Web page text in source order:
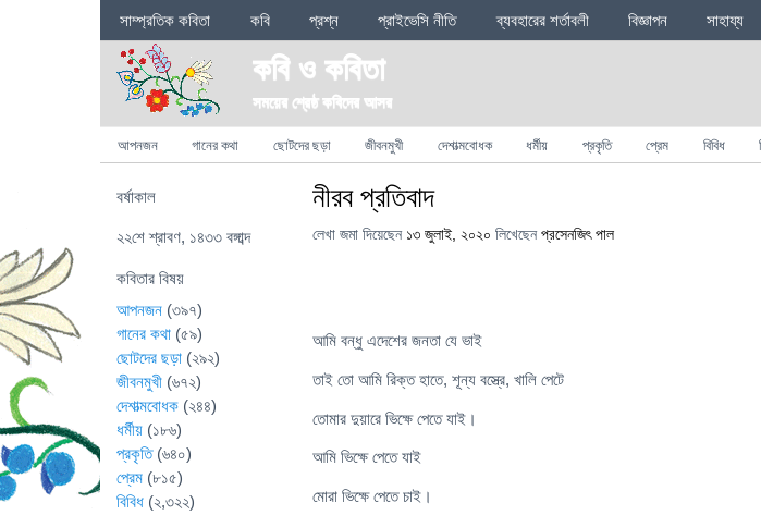
Sections
সাম্প্রতিক কবিতা কবি প্রশ্ন প্রাইভেসি নীতি ব্যবহারের শর্তাবলী বিজ্ঞাপন সাহায্য
কবি ও কবিতা
সময়ের শ্রেষ্ঠ কবিদের আসর
Categories
আপনজন গানের কথা ছোটদের ছড়া জীবনমুখী দেশাত্মবোধক ধর্মীয় প্রকৃতি প্রেম বিবিধ
নীরব প্রতিবাদ
লেখা জমা দিয়েছেন ১৩ জুলাই, ২০২০ লিখেছেন প্রসেনজিৎ পাল
আমি বন্ধু এদেশের জনতা যে ভাই
তাই তো আমি রিক্ত হাতে, শূন্য বস্ত্রে, খালি পেটে
তোমার দুয়ারে ভিক্ষে পেতে যাই।
আমি ভিক্ষে পেতে যাই
মোরা ভিক্ষে পেতে চাই।
বর্ষাকাল
২২শে শ্রাবণ, ১৪৩৩ বঙ্গাব্দ
কবিতার বিষয়
আপনজন (৩৯৭)
গানের কথা (৫৯)
ছোটদের ছড়া (২৯২)
জীবনমুখী (৬৭২)
দেশাত্মবোধক (২৪৪)
ধর্মীয় (১৮৬)
প্রকৃতি(৬৪০)
প্রেম (৮১৫)
বিবিধ (২,৩২২)